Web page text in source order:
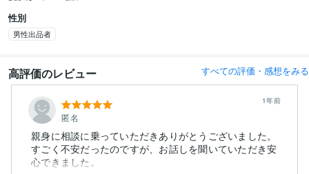
性別
男性出品者
高評価のレビュー すべての評価・感想をみる
匿名
1年前
親身に相談に乗っていただきありがとうございました。
すごく不安だったのですが、お話しを聞いていただき安
心できました。